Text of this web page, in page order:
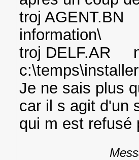
troj
information\
troj DELF.AR
Je ne sais plus
car il s agit d'un
qui m est refusé